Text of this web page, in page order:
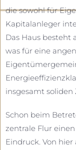
die sowohl für
Kapitalanleger
Das Haus besteht
was für eine
insgesamt
Schon beim
zentrale Flur
Eindruck. Von